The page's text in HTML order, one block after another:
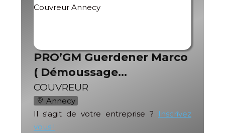
PRO’GM Guerdener Marco
( Démoussage…
COUVREUR
Annecy
Il s'agit de votre entreprise ?
Inscrivez
vous !